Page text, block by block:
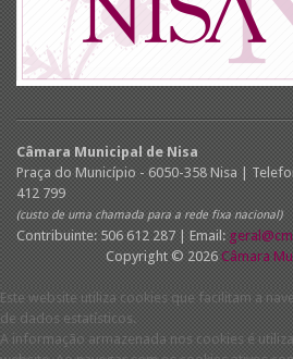
Câmara Municipal de Nisa
Praça do Município - 6050-358 Nisa |
412 799
(custo de uma chamada para a rede fixa nacional)
Contribuinte: 506 612 287 | Email:
Copyright © 2026 Câmara
Este website utiliza cookies que facilitam a
de dados estatísticos.
A informação armazenada nos cookies é